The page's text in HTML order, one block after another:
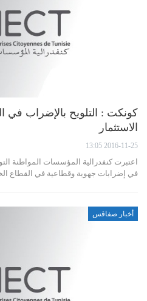
كونكت : التلويح بالإضراب
الاستثمار
2016-11-25 13:05
اعتبرت كنفدرالية المؤسسات المواطنة
في إضرابات جهوية وقطاعية في القطاع
أخبار صفاقس